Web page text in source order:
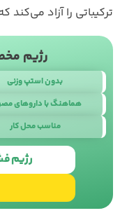
ترکیباتی را آزاد
رژیم
بدون استپ وزنی
هماهنگ با داروهای
مناسب محل کار
رژیم